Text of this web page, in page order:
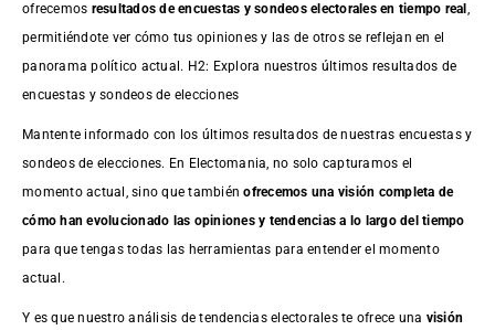
ofrecemos resultados deencuestas y sondeos electorales en tiempo real
permitiéndote ver cómo tus opiniones y las de otros se reflejan en el
panorama político actual. H2: Explora nuestros últimos resultados de
encuestas y sondeos de elecciones
Mantente informado con los últimos resultados de nuestras encuestasy
sondeos de elecciones. En Electomania, no solo capturamos el
momento actual, sino que tambiénofrecemos una visión completa de
cómo han evolucionado las opiniones y tendencias a lo largo del tiempo
para que tengas todas las herramientas para entender el momento
actual.
Y es que nuestro análisis de tendencias electorales te ofrece una visión